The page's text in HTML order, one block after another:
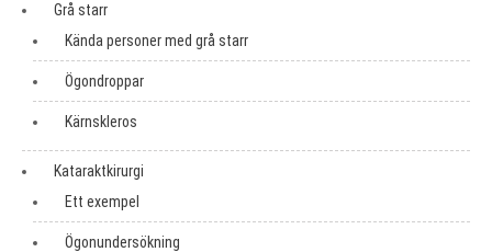
Grå starr
Kända personer med grå starr
Ögondroppar
Kärnskleros
Kataraktkirurgi
Ett exempel
Ögonundersökning